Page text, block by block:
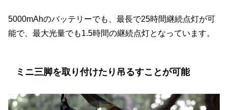
5000mAhのバッテリーでも、最長で25時間継続点灯が可
能で、最大光量でも1.5時間の継続点灯となっています。
ミニ三脚を取り付けたり吊るすことが可能